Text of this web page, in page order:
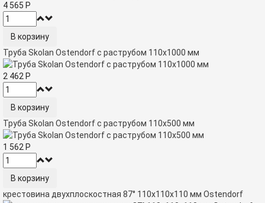
4 565 Р
Труба Skolan Ostendorf с раструбом 110х1000 мм
2 462 Р
Труба Skolan Ostendorf с раструбом 110х500 мм
1 562 Р
крестовина двухплоскостная 87° 110x110x110 мм Ostendorf